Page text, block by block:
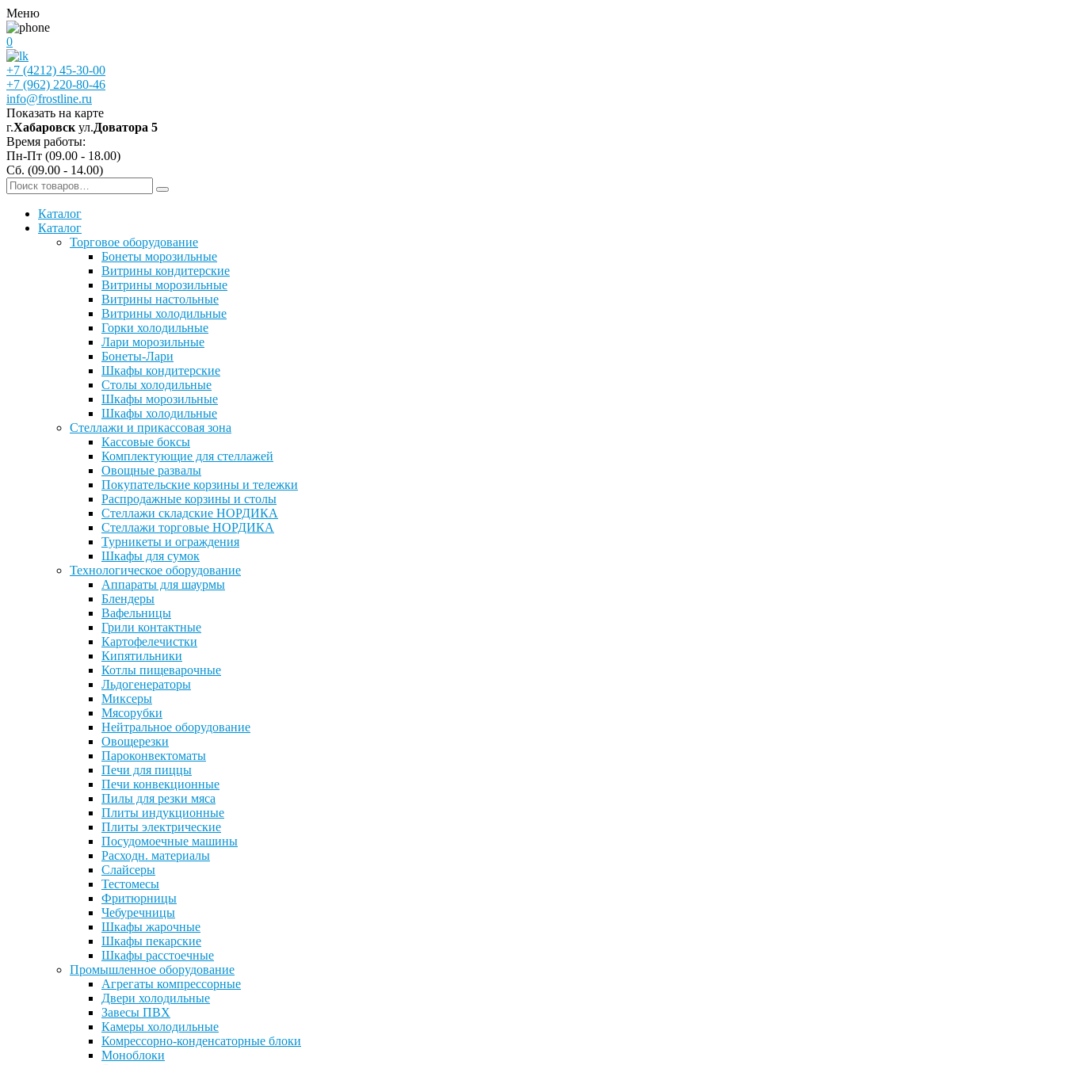
Меню
0
+7 (4212) 45-30-00
+7 (962) 220-80-46
info@frostline.ru
Показать на карте
г.Хабаровск ул.Доватора 5
Время работы:
Пн-Пт (09.00 - 18.00)
Сб. (09.00 - 14.00)
Каталог
Каталог
Торговое оборудование
Бонеты морозильные
Витрины кондитерские
Витрины морозильные
Витрины настольные
Витрины холодильные
Горки холодильные
Лари морозильные
Бонеты-Лари
Шкафы кондитерские
Столы холодильные
Шкафы морозильные
Шкафы холодильные
Стеллажи и прикассовая зона
Кассовые боксы
Комплектующие для стеллажей
Овощные развалы
Покупательские корзины и тележки
Распродажные корзины и столы
Стеллажи складские НОРДИКА
Стеллажи торговые НОРДИКА
Турникеты и ограждения
Шкафы для сумок
Технологическое оборудование
Аппараты для шаурмы
Блендеры
Вафельницы
Грили контактные
Картофелечистки
Кипятильники
Котлы пищеварочные
Льдогенераторы
Миксеры
Мясорубки
Нейтральное оборудование
Овощерезки
Пароконвектоматы
Печи для пиццы
Печи конвекционные
Пилы для резки мяса
Плиты индукционные
Плиты электрические
Посудомоечные машины
Расходн. материалы
Слайсеры
Тестомесы
Фритюрницы
Чебуречницы
Шкафы жарочные
Шкафы пекарские
Шкафы расстоечные
Промышленное оборудование
Агрегаты компрессорные
Двери холодильные
Завесы ПВХ
Камеры холодильные
Комрессорно-конденсаторные блоки
Моноблоки